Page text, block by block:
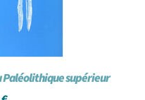
Paléolithique supérieur